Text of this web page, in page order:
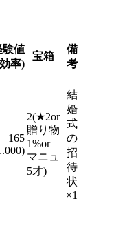
験値
率)
宝箱
備
考
165
2(★2or
贈り物
1%or
マニュ
5才)
結
婚
式
の
招
待
状
×1